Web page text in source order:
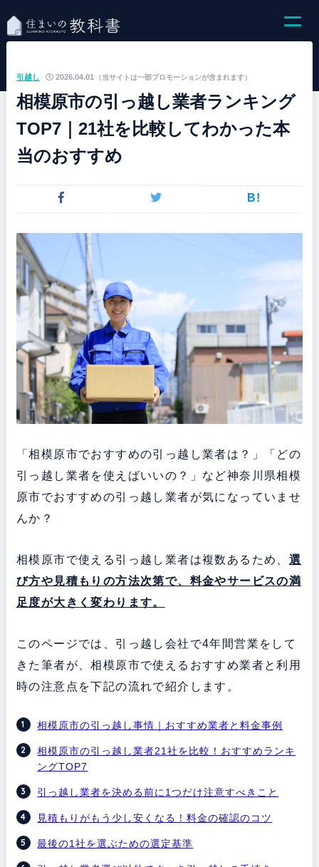
（当サイトは一部プロモーションが含まれます）
引越し 2026.04.01
相模原市の引っ越し業者ランキング
TOP7｜21社を比較してわかった本
当のおすすめ
B!
「相模原市でおすすめの引っ越し業者は？」「どの
引っ越し業者を使えばいいの？」など神奈川県相模
原市でおすすめの引っ越し業者が気になっていませ
んか？
相模原市で使える引っ越し業者は複数あるため、 選
び方や見積もりの方法次第で、料金やサービスの満
足度が大きく変わります。
このページでは、引っ越し会社で4年間営業をして
きた筆者が、相模原市で使えるおすすめ業者と利用
時の注意点を下記の流れで紹介します。
相模原市の引っ越し事情｜おすすめ業者と料金事例
相模原市の引っ越し業者21社を比較！おすすめランキ
ングTOP7
引っ越し業者を決める前に1つだけ注意すべきこと
見積もりがもう少し安くなる！料金の確認のコツ
最後の1社を選ぶための選定基準